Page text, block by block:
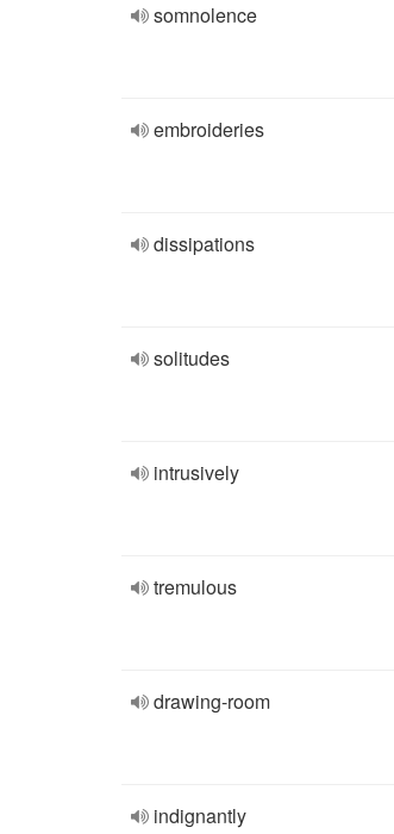
somnolence
embroideries
dissipations
solitudes
intrusively
tremulous
drawing-room
indignantly